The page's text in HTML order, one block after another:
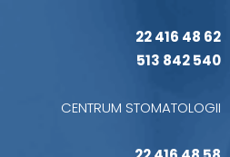
22 416 48 62
513 842 540
CENTRUM STOMATOLOGII